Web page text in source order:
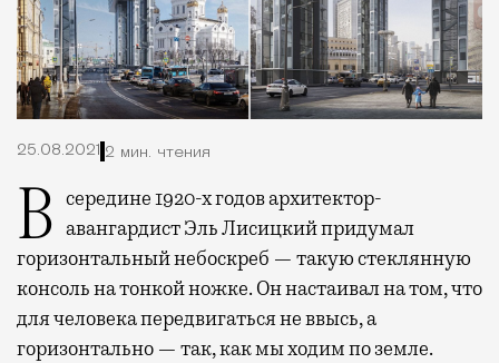
25.08.2021 2 мин. чтения
В середине 1920-х годов архитектор- авангардист Эль Лисицкий придумал
горизонтальный небоскреб — такую стеклянную
консоль на тонкой ножке. Он настаивал на том, что
для человека передвигаться не ввысь, а
горизонтально — так, как мы ходим по земле.